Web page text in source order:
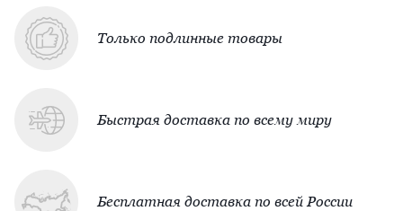
Только подлинные товары
Быстрая доставка по всему миру
Бесплатная доставка по всей России